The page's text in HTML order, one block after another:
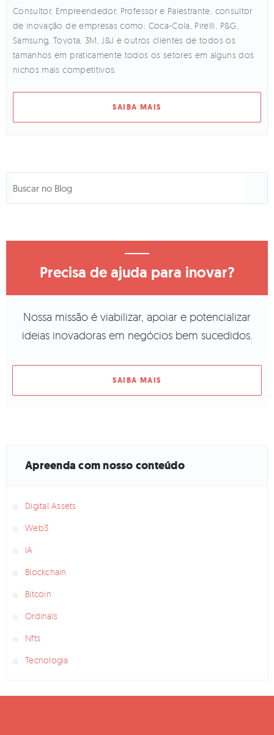
Consultor, Empreendedor, Professor e Palestrante, consultor
de inovação de empresas como: Coca-Cola, Pirelli, P&G,
Samsung, Toyota, 3M, J&J e outros clientes de todos os
tamanhos em praticamente todos os setores em alguns dos
nichos mais competitivos.
SAIBA MAIS
Precisa de ajuda para inovar?
Nossa missão é viabilizar, apoiar e potencializar
ideias inovadoras em negócios bem sucedidos.
SAIBA MAIS
Apreenda com nosso conteúdo
Digital Assets
Web3
IA
Blockchain
Bitcoin
Ordinals
Nfts
Tecnologia